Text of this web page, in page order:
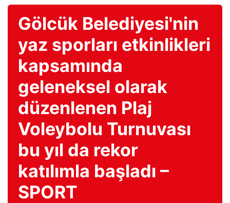
Gölcük Belediyesi'nin
yaz sporları etkinlikleri
kapsamında
geleneksel olarak
düzenlenen Plaj
Voleybolu Turnuvası
bu yıl da rekor
katılımla başladı –
SPORT